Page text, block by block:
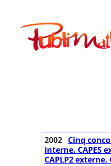
contenuPublimath
2002 Cinq
interne. CAPES
CAPLP2